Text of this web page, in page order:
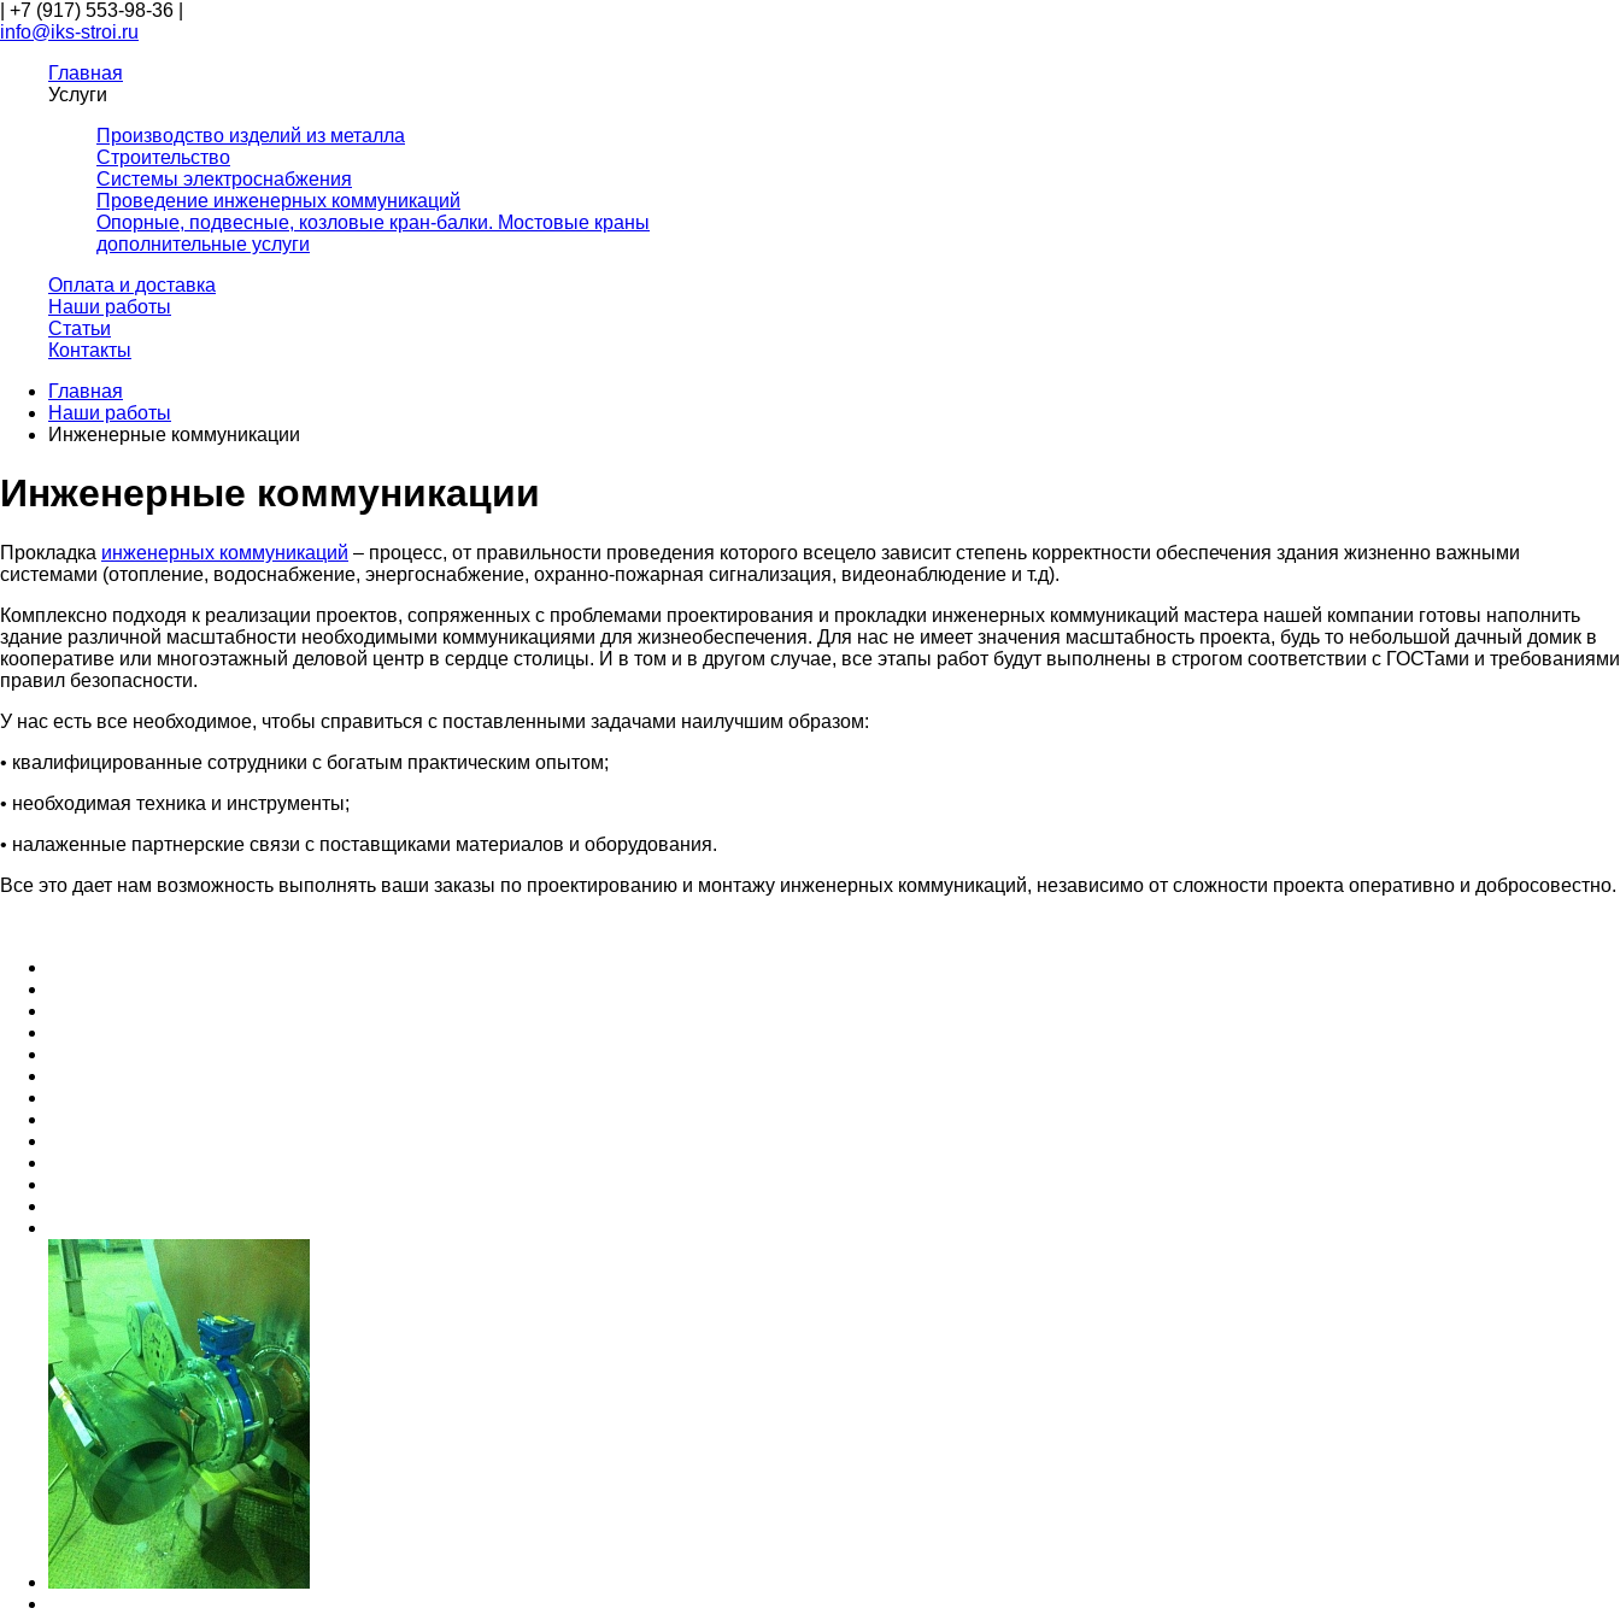
+7 (917) 553-98-36
info@iks-stroi.ru
Главная
Услуги
Производство изделий из металла
Строительство
Системы электроснабжения
Проведение инженерных коммуникаций
Опорные, подвесные, козловые кран-балки. Мостовые краны
дополнительные услуги
Оплата и доставка
Наши работы
Статьи
Контакты
Главная
Наши работы
Инженерные коммуникации
Инженерные коммуникации
Прокладка инженерных коммуникаций – процесс, от правильности проведения которого всецело зависит степень корректности обеспечения здания жизненно важными
системами (отопление, водоснабжение, энергоснабжение, охранно-пожарная сигнализация, видеонаблюдение и т.д).
Комплексно подходя к реализации проектов, сопряженных с проблемами проектирования и прокладки инженерных коммуникаций мастера нашей компании готовы наполнить
здание различной масштабности необходимыми коммуникациями для жизнеобеспечения. Для нас не имеет значения масштабность проекта, будь то небольшой дачный домик в
кооперативе или многоэтажный деловой центр в сердце столицы. И в том и в другом случае, все этапы работ будут выполнены в строгом соответствии с ГОСТами и требованиями
правил безопасности.
У нас есть все необходимое, чтобы справиться с поставленными задачами наилучшим образом:
• квалифицированные сотрудники с богатым практическим опытом;
• необходимая техника и инструменты;
• налаженные партнерские связи с поставщиками материалов и оборудования.
Все это дает нам возможность выполнять ваши заказы по проектированию и монтажу инженерных коммуникаций, независимо от сложности проекта оперативно и добросовестно.